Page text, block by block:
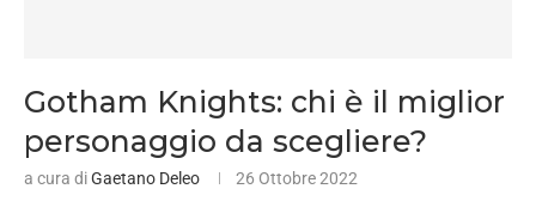
Gotham Knights: chi è il miglior
personaggio da scegliere?
a cura diGaetano Deleo 26 Ottobre 2022